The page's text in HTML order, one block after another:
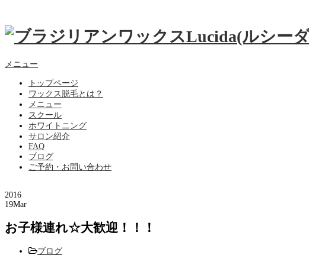
メニュー
トップページ
ワックス脱毛とは？
メニュー
スクール
ホワイトニング
サロン紹介
FAQ
ブログ
ご予約・お問い合わせ
2016
19Mar
お子様連れ☆大歓迎！！！
ブログ